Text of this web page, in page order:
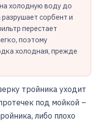
холодную воду до
сорбент и
перестает
поэтому
холодная, прежде
тройника уходит
под мойкой –
либо плохо